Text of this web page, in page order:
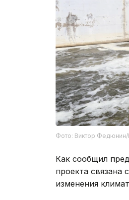
Фото: Виктор Федюнин/
Как сообщил
проекта связана
изменения